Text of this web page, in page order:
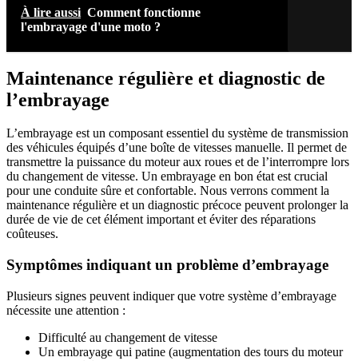
À lire aussi Comment fonctionne
l'embrayage d'une moto ?
Maintenance régulière et diagnostic de
l’embrayage
L’embrayage est un composant essentiel du système de transmission
des véhicules équipés d’une boîte de vitesses manuelle. Il permet de
transmettre la puissance du moteur aux roues et de l’interrompre lors
du changement de vitesse. Un embrayage en bon état est crucial
pour une conduite sûre et confortable. Nous verrons comment la
maintenance régulière et un diagnostic précoce peuvent prolonger la
durée de vie de cet élément important et éviter des réparations
coûteuses.
Symptômes indiquant un problème d’embrayage
Plusieurs signes peuvent indiquer que votre système d’embrayage
nécessite une attention :
Difficulté au changement de vitesse
Un embrayage qui patine (augmentation des tours du moteur